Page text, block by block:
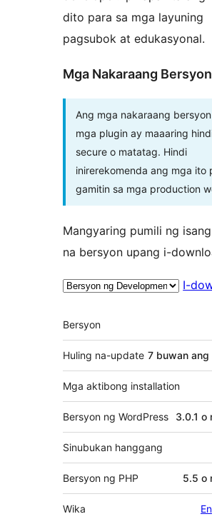
dito para sa mga layuning
pagsubok at edukasyonal.
Mga Nakaraang Bersyon
Ang mga nakaraang
mga plugin ay maaaring
secure o matatag. Hindi
inirerekomenda ang mga ito
gamitin sa mga production
Mangyaring pumili ng
na bersyon upang i-
I-
Meta
Bersyon
Huling na-update 7 buwan ang
Mga aktibong installation
Bersyon ng WordPress 3.0.1 o
Sinubukan hanggang
Bersyon ng PHP 5.5 o
Wika